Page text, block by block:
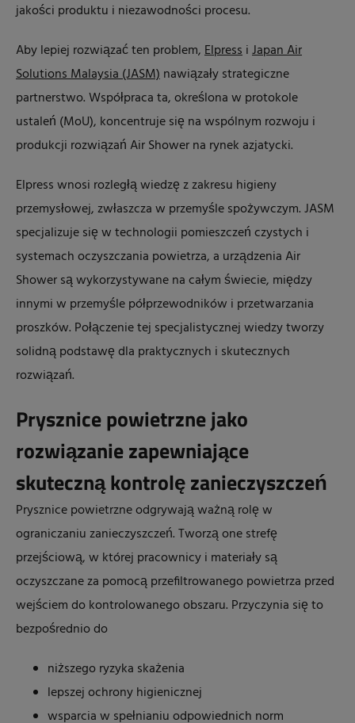
jakości produktu i niezawodności procesu.
Aby lepiej rozwiązać ten problem,ElpressiJapan Air
Solutions Malaysia (JASM)nawiązały strategiczne
partnerstwo. Współpraca ta, określona w protokole
ustaleń (MoU), koncentruje się na wspólnym rozwoju i
produkcji rozwiązań Air Shower na rynek azjatycki.
Elpress wnosi rozległą wiedzę z zakresu higieny
przemysłowej, zwłaszcza w przemyśle spożywczym. JASM
specjalizuje się w technologii pomieszczeń czystych i
systemach oczyszczania powietrza, a urządzenia Air
Shower są wykorzystywane na całym świecie, między
innymi w przemyśle półprzewodników i przetwarzania
proszków. Połączenie tej specjalistycznej wiedzy tworzy
solidną podstawę dla praktycznych i skutecznych
rozwiązań.
Prysznice powietrzne jako
rozwiązanie zapewniające
skuteczną kontrolę zanieczyszczeń
Prysznice powietrzne odgrywają ważną rolę w
ograniczaniu zanieczyszczeń. Tworzą one strefę
przejściową, w której pracownicy i materiały są
oczyszczane za pomocą przefiltrowanego powietrza przed
wejściem do kontrolowanego obszaru. Przyczynia się to
bezpośrednio do
niższego ryzyka skażenia
lepszej ochrony higienicznej
wsparcia w spełnianiu odpowiednich norm